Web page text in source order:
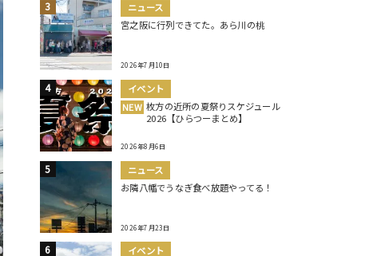
ニュース
宮之阪に行列できてた。あら川の桃
2026年7月10日
イベント
NEW 枚方の近所の夏祭りスケジュール
2026【ひらつーまとめ】
2026年8月6日
ニュース
お隣八幡でうなぎ食べ放題やってる！
2026年7月23日
イベント